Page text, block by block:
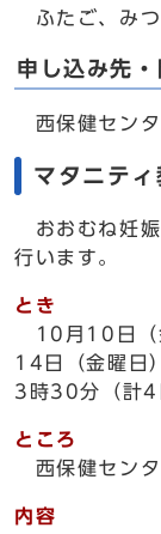
ふたご、みつ
申し込み先
西保健センタ
マタニティ
おおむね妊娠
行います。
とき
10月10日（
14日（金曜日
3時30分（計4
ところ
西保健センタ
内容